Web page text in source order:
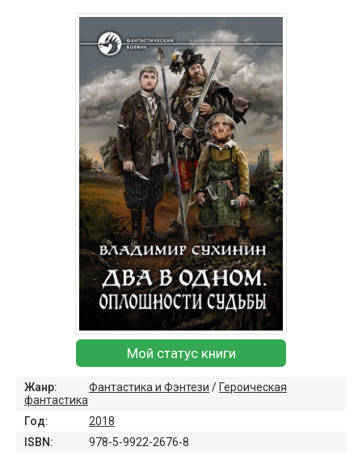
Мой статус книги
Жанр: Фантастика и Фэнтези / Героическая
фантастика
Год:
2018
ISBN:
978-5-9922-2676-8